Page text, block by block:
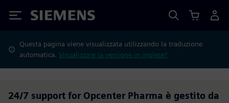
Siemens
Questa pagina viene visualizzata utilizzando la traduzione
automatica.Visualizzare la versione in inglese?
24/7 support for Opcenter Pharma è gestito da